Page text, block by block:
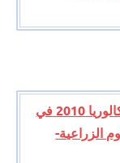
موضوع الامتحان الوطني للبكالوريا 2010 في
الزراعية-